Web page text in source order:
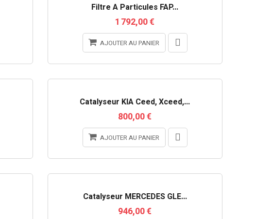
Filtre À Particules FAP...
1 792,00 €
AJOUTER AU PANIER
Catalyseur KIA Ceed, Xceed,...
800,00 €
AJOUTER AU PANIER
Catalyseur MERCEDES GLE...
946,00 €